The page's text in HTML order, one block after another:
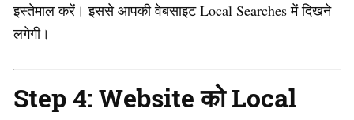
इस्तेमाल करें। इससे आपकी वेबसाइट Local Searches में दिखने
लगेगी।
Step 4: Website को Local